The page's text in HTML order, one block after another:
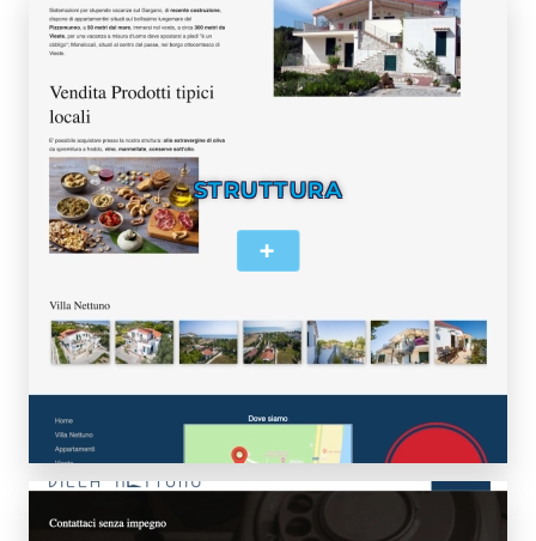
STRUTTURA
+